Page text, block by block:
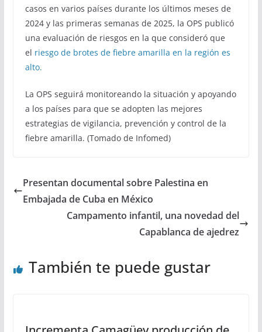
casos en varios países durante los últimos meses de
2024 y las primeras semanas de 2025, la OPS publicó
una evaluación de riesgos en la que consideró que
el riesgo de brotes de fiebre amarilla en la región es
alto.
La OPS seguirá monitoreando la situación y apoyando
a los países para que se adopten las mejores
estrategias de vigilancia, prevención y control de la
fiebre amarilla. (Tomado de Infomed)
Presentan documental sobre Palestina en
Embajada de Cuba en México
Campamento infantil, una novedad del
Capablanca de ajedrez
También te puede gustar